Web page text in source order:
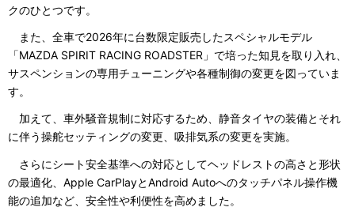
クのひとつです。
また、全車で2026年に台数限定販売したスペシャルモデル
「MAZDA SPIRIT RACING ROADSTER」で培った知見を取り入れ、
サスペンションの専用チューニングや各種制御の変更を図っていま
す。
加えて、車外騒音規制に対応するため、静音タイヤの装備とそれ
に伴う操舵セッティングの変更、吸排気系の変更を実施。
さらにシート安全基準への対応としてヘッドレストの高さと形状
の最適化、Apple CarPlayとAndroid Autoへのタッチパネル操作機
能の追加など、安全性や利便性を高めました。